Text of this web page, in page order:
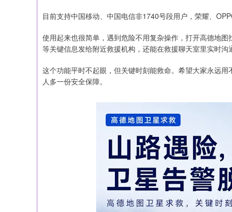
目前支持中国移动、中国电信非1740号段用户，荣耀、
使用起来也很简单，遇到危险不用复杂操作，打开高德地
等关键信息发给附近救援机构，还能在救援聊天室里实时沟
这个功能平时不起眼，但关键时刻能救命。希望大家永远
人多一份安全保障。